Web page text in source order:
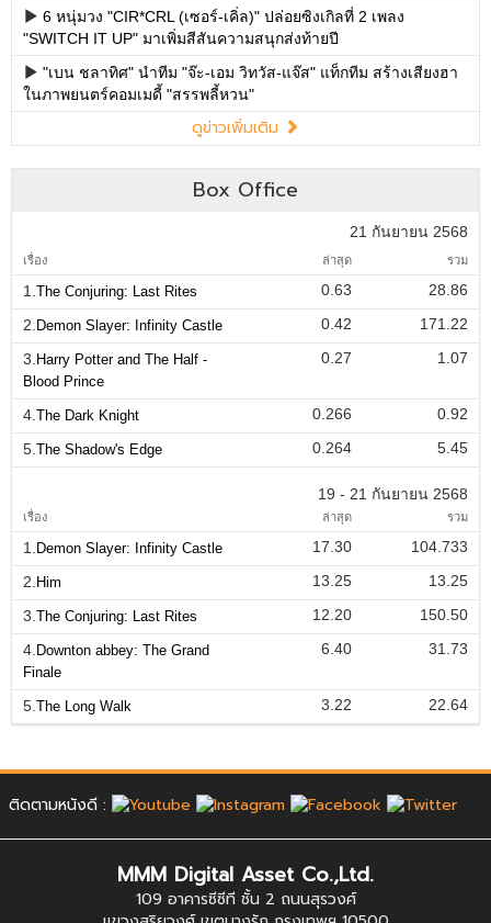
6 หนุ่มวง "CIR*CRL (เซอร์-เคิ่ล)" ปล่อยซิงเกิลที่ 2 เพลง
"SWITCH IT UP" มาเพิ่มสีสันความสนุกส่งท้ายปี
"เบน ชลาทิศ" นำทีม "จ๊ะ-เอม วิทวัส-แจ๊ส" แท็กทีม สร้างเสียงฮา
ในภาพยนตร์คอมเมดี้ "สรรพลี้หวน"
ดูข่าวเพิ่มเติม
Box Office
21 กันยายน 2568
เรื่อง ล่าสุด รวม
1. The Conjuring: Last Rites 0.63
28.86
2. Demon Slayer: Infinity Castle 0.42
171.22
3. Harry Potter and The Half -
Blood Prince
0.27 1.07
4. The Dark Knight 0.266
0.92
5. The Shadow's Edge 0.264 5.45
19 - 21 กันยายน 2568
เรื่อง ล่าสุด รวม
1. Demon Slayer: Infinity Castle 17.30
104.733
2. Him 13.25
13.25
3. The Conjuring: Last Rites 12.20
150.50
4. Downton abbey: The Grand
Finale
6.40 31.73
5. The Long Walk 3.22 22.64
ติดตามหนังดี :
MMM Digital Asset Co.,Ltd.
109 อาคารซีซีที ชั้น 2 ถนนสุรวงศ์